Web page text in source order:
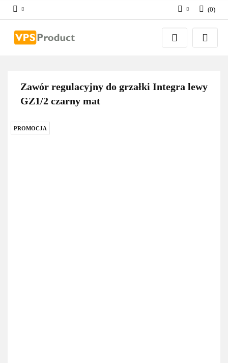
Zaloguj się
Zarejestruj się
(0)
Zawór regulacyjny do grzałki Integra lewy
GZ1/2 czarny mat
PROMOCJA